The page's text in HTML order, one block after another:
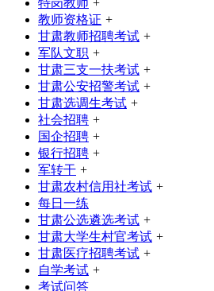
教师资格证 +
甘肃教师招聘考试 +
军队文职 +
甘肃三支一扶考试 +
甘肃公安招警考试 +
甘肃选调生考试 +
社会招聘 +
国企招聘 +
银行招聘 +
军转干 +
甘肃农村信用社考试 +
每日一练
甘肃公选遴选考试 +
甘肃大学生村官考试 +
甘肃医疗招聘考试 +
自学考试 +
考试问答